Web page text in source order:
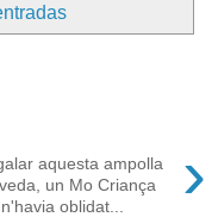
›
aquesta ampolla
un Mo Criança
oblidat...